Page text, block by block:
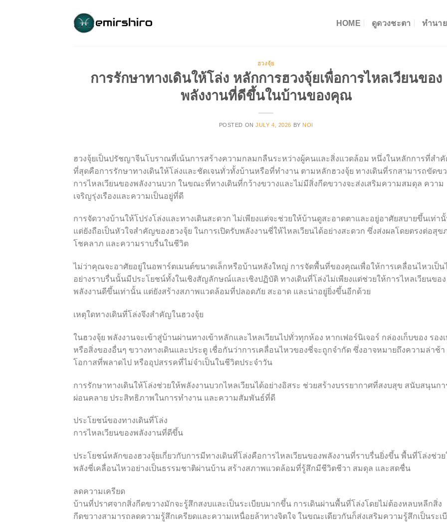
HOME ดูดวงชะตา ทำนา
ฮวงจุ้ย
การรักษาทางเดินให้โล่ง หลักการฮวงจุ้ยเพื่อการไหลเวียนของ
พลังงานที่ดีขึ้นในบ้านของคุณ
POSTED ONJULY 4, 2026 BY NOI
ฮวงจุ้ยเป็นปรัชญาจีนโบราณที่เน้นการสร้างความกลมกลืนระหว่างผู้คนและสิ่งแวดล้อม หนึ่งในหลักการที่สำ
ที่สุดคือการรักษาทางเดินให้โล่งและชัดเจนทั่วทั้งบ้านหรือที่ทำงาน ตามหลักฮวงจุ้ย ทางเดินที่รกสามารถขัดขว
การไหลเวียนของพลังงานบวก ในขณะที่ทางเดินที่กว้างขวางและไม่มีสิ่งกีดขวางจะส่งเสริมความสมดุล ความ
เจริญรุ่งเรืองและความเป็นอยู่ที่ดี
การจัดวางบ้านให้โปร่งโล่งและทางเดินสะดวก ไม่เพียงแต่จะช่วยให้บ้านดูสะอาดตาและอยู่อาศัยสบายขึ้นเท่า
แต่ยังถือเป็นหัวใจสำคัญของฮวงจุ้ย ในการเปิดรับพลังงานชี่ให้ไหลเวียนได้อย่างสะดวก ซึ่งส่งผลโดยตรงต่อสุข
โชคลาภ และความราบรื่นในชีวิต
ไม่ว่าคุณจะอาศัยอยู่ในอพาร์ตเมนต์ขนาดเล็กหรือบ้านหลังใหญ่ การจัดพื้นที่ของคุณเพื่อให้การเคลื่อนไหวเป็น
อย่างราบรื่นนั้นมีประโยชน์ทั้งในเชิงสัญลักษณ์และเชิงปฏิบัติ ทางเดินที่โล่งไม่เพียงแต่ช่วยให้การไหลเวียนของ
พลังงานดีขึ้นเท่านั้น แต่ยังสร้างสภาพแวดล้อมที่ปลอดภัย สะอาด และน่าอยู่ยิ่งขึ้นอีกด้วย
เหตุใดทางเดินที่โล่งจึงสำคัญในฮวงจุ้ย
ในฮวงจุ้ย พลังงานจะเข้าสู่บ้านผ่านทางเข้าหลักและไหลเวียนไปทั่วทุกห้อง หากเฟอร์นิเจอร์ กล่องเก็บของ รอง
หรือสิ่งของอื่นๆ ขวางทางเดินและประตู เชื่อกันว่าการเคลื่อนไหวของชี่จะถูกจำกัด ซึ่งอาจหมายถึงความล่าช้า
โอกาสที่พลาดไป หรืออุปสรรคที่ไม่จำเป็นในชีวิตประจำวัน
การรักษาทางเดินให้โล่งช่วยให้พลังงานบวกไหลเวียนได้อย่างอิสระ ช่วยสร้างบรรยากาศที่สงบสุข สนับสนุนกา
ผ่อนคลาย ประสิทธิภาพในการทำงาน และความสัมพันธ์ที่ดี
ประโยชน์ของทางเดินที่โล่ง
การไหลเวียนของพลังงานที่ดีขึ้น
ประโยชน์หลักของฮวงจุ้ยเกี่ยวกับการมีทางเดินที่โล่งคือการไหลเวียนของพลังงานที่ราบรื่นยิ่งขึ้น พื้นที่โล่งช่วย
พลังชี่เคลื่อนไหวอย่างเป็นธรรมชาติผ่านบ้าน สร้างสภาพแวดล้อมที่รู้สึกมีชีวิตชีวา สมดุล และสดชื่น
ลดความเครียด
บ้านที่ปราศจากสิ่งกีดขวางมักจะรู้สึกสงบและเป็นระเบียบมากขึ้น การเดินผ่านพื้นที่โล่งโดยไม่ต้องหลบหลีกสิ่ง
กีดขวางสามารถลดความรู้สึกเครียดและความเหนื่อยล้าทางจิตใจ ในขณะเดียวกันก็ส่งเสริมความรู้สึกเป็นระเ